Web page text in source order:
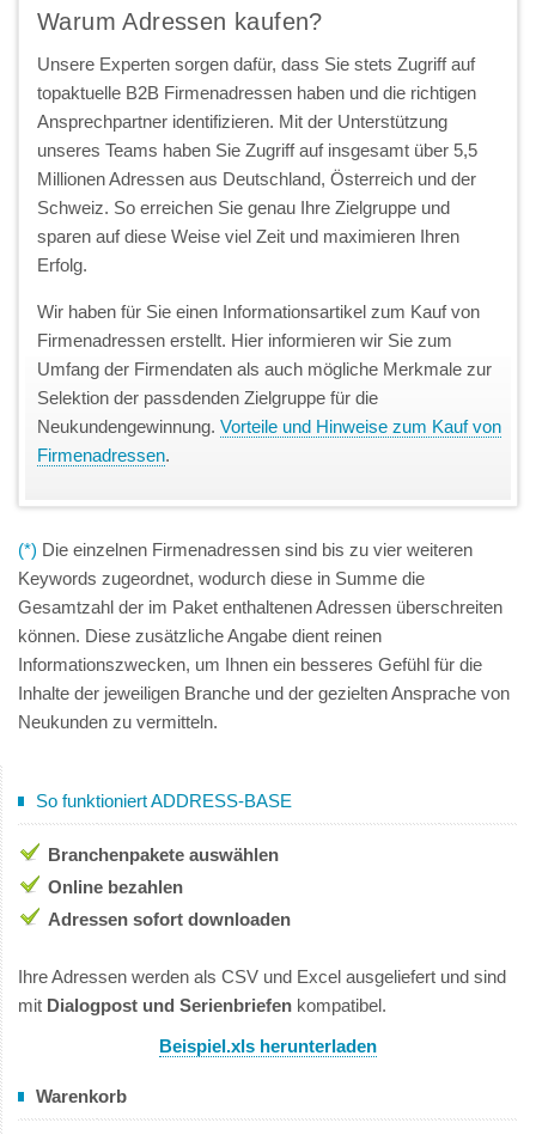
Warum Adressen kaufen?
Unsere Experten sorgen dafür, dass Sie stets Zugriff auf
topaktuelle B2B Firmenadressen haben und die richtigen
Ansprechpartner identifizieren. Mit der Unterstützung
unseres Teams haben Sie Zugriff auf insgesamt über 5,5
Millionen Adressen aus Deutschland, Österreich und der
Schweiz. So erreichen Sie genau Ihre Zielgruppe und
sparen auf diese Weise viel Zeit und maximieren Ihren
Erfolg.
Wir haben für Sie einen Informationsartikel zum Kauf von
Firmenadressen erstellt. Hier informieren wir Sie zum
Umfang der Firmendaten als auch mögliche Merkmale zur
Selektion der passdenden Zielgruppe für die
Neukundengewinnung. Vorteile und Hinweise zum Kauf von
Firmenadressen.
(*) Die einzelnen Firmenadressen sind bis zu vier weiteren
Keywords zugeordnet, wodurch diese in Summe die
Gesamtzahl der im Paket enthaltenen Adressen überschreiten
können. Diese zusätzliche Angabe dient reinen
Informationszwecken, um Ihnen ein besseres Gefühl für die
Inhalte der jeweiligen Branche und der gezielten Ansprache von
Neukunden zu vermitteln.
So funktioniert ADDRESS-BASE
Branchenpakete auswählen
Online bezahlen
Adressen sofort downloaden
Ihre Adressen werden als CSV und Excel ausgeliefert und sind
mit Dialogpost und Serienbriefen kompatibel.
Beispiel.xls herunterladen
Warenkorb